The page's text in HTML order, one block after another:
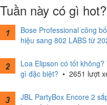
Tuần này có gì hot?
Bose Professional công
hiệu sang 802 LABS từ
Loa Elipson có tốt
gì đặc biệt? • 2651 lượt
JBL PartyBox Encore 2